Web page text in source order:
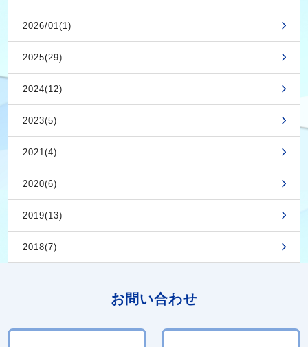
2026/01(1)
2025(29)
2024(12)
2023(5)
2021(4)
2020(6)
2019(13)
2018(7)
お問い合わせ